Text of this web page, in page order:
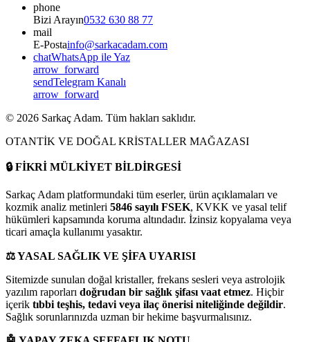
phone
Bizi Arayın0532 630 88 77
mail
E-Postainfo@sarkacadam.com
chatWhatsApp ile Yaz
arrow_forward
sendTelegram Kanalı
arrow_forward
© 2026 Sarkaç Adam. Tüm hakları saklıdır.
OTANTİK VE DOĞAL KRİSTALLER MAĞAZASI
🔒FİKRİ MÜLKİYET BİLDİRGESİ
Sarkaç Adam platformundaki tüm eserler, ürün açıklamaları ve
kozmik analiz metinleri 5846 sayılı FSEK, KVKK ve yasal telif
hükümleri kapsamında koruma altındadır. İzinsiz kopyalama veya
ticari amaçla kullanımı yasaktır.
⚖️YASAL SAĞLIK VE ŞİFA UYARISI
Sitemizde sunulan doğal kristaller, frekans sesleri veya astrolojik
yazılım raporları doğrudan bir sağlık şifası vaat etmez. Hiçbir
içerik tıbbi teşhis, tedavi veya ilaç önerisi niteliğinde değildir.
Sağlık sorunlarınızda uzman bir hekime başvurmalısınız.